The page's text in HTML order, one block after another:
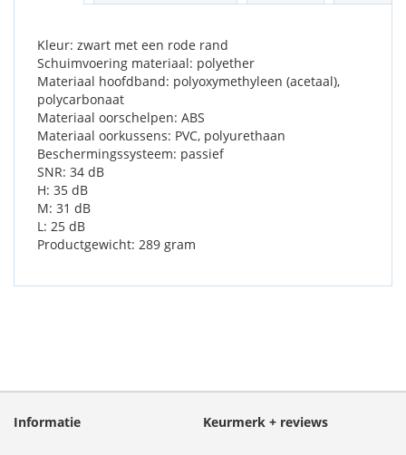
Kleur: zwart met een rode rand
Schuimvoering materiaal: polyether
Materiaal hoofdband: polyoxymethyleen (acetaal),
polycarbonaat
Materiaal oorschelpen: ABS
Materiaal oorkussens: PVC, polyurethaan
Beschermingssysteem: passief
SNR: 34 dB
H: 35 dB
M: 31 dB
L: 25 dB
Productgewicht: 289 gram
Informatie Keurmerk + reviews